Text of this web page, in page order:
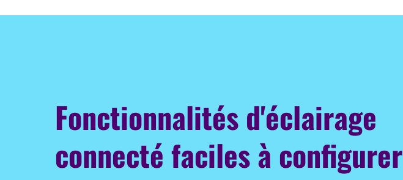
Fonctionnalités d'éclairage
connecté faciles à configurer